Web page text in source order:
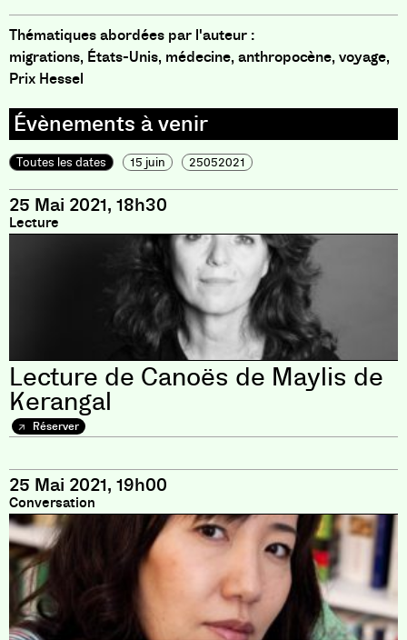
Thématiques abordées par l'auteur :
migrations, États-Unis, médecine, anthropocène, voyage,
Prix Hessel
Toutes les dates 15 juin 25052021
25 Mai 2021, 18h30
Lecture
Lecture de Canoës de Maylis de
Kerangal
Réserver
25 Mai 2021, 19h00
Conversation